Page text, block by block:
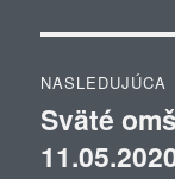
NASLEDUJÚCA
Ďalší
článok:
Sväté